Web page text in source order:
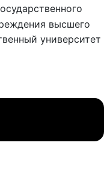
высшего
университет